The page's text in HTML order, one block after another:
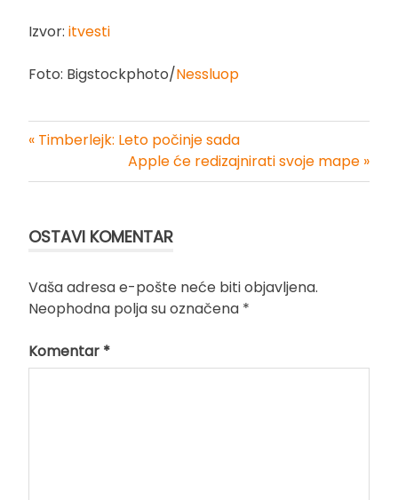
Izvor: itvesti
Foto: Bigstockphoto/Nessluop
« Timberlejk: Leto počinje sada
Apple će redizajnirati svoje mape »
OSTAVI KOMENTAR
Vaša adresa e-pošte neće biti objavljena.
Neophodna polja su označena *
Komentar *